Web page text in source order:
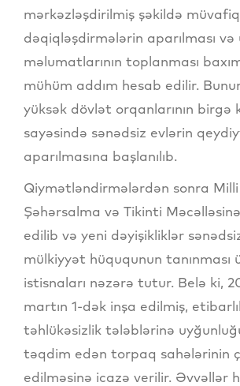
mərkəzləşdirilmiş şəkildə müvafiq
dəqiqləşdirmələrin aparılması və
məlumatlarının toplanması
mühüm addım hesab edilir.
yüksək dövlət orqanlarının birgə
sayəsində sənədsiz evlərin
aparılmasına başlanılıb.
Qiymətləndirmələrdən sonra
Şəhərsalma və Tikinti
edilib və yeni dəyişikliklər
mülkiyyət hüququnun tanınması
istisnaları nəzərə tutur. Belə ki,
martın 1-dək inşa edilmiş,
təhlükəsizlik tələblərinə
təqdim edən torpaq sahələrinin
edilməsinə icazə verilir. Əvvəllər